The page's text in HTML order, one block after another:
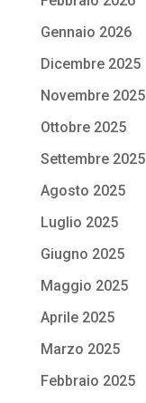
Gennaio 2026
Dicembre 2025
Novembre 2025
Ottobre 2025
Settembre 2025
Agosto 2025
Luglio 2025
Giugno 2025
Maggio 2025
Aprile 2025
Marzo 2025
Febbraio 2025